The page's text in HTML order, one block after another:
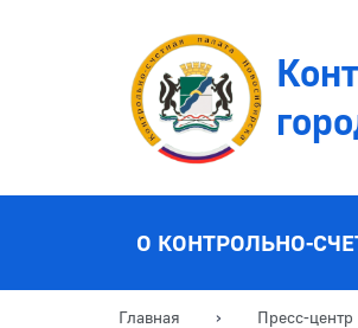
О КОНТРОЛЬНО-
Главная Пресс-центр